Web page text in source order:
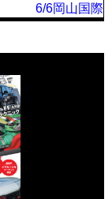
6/6岡山国際